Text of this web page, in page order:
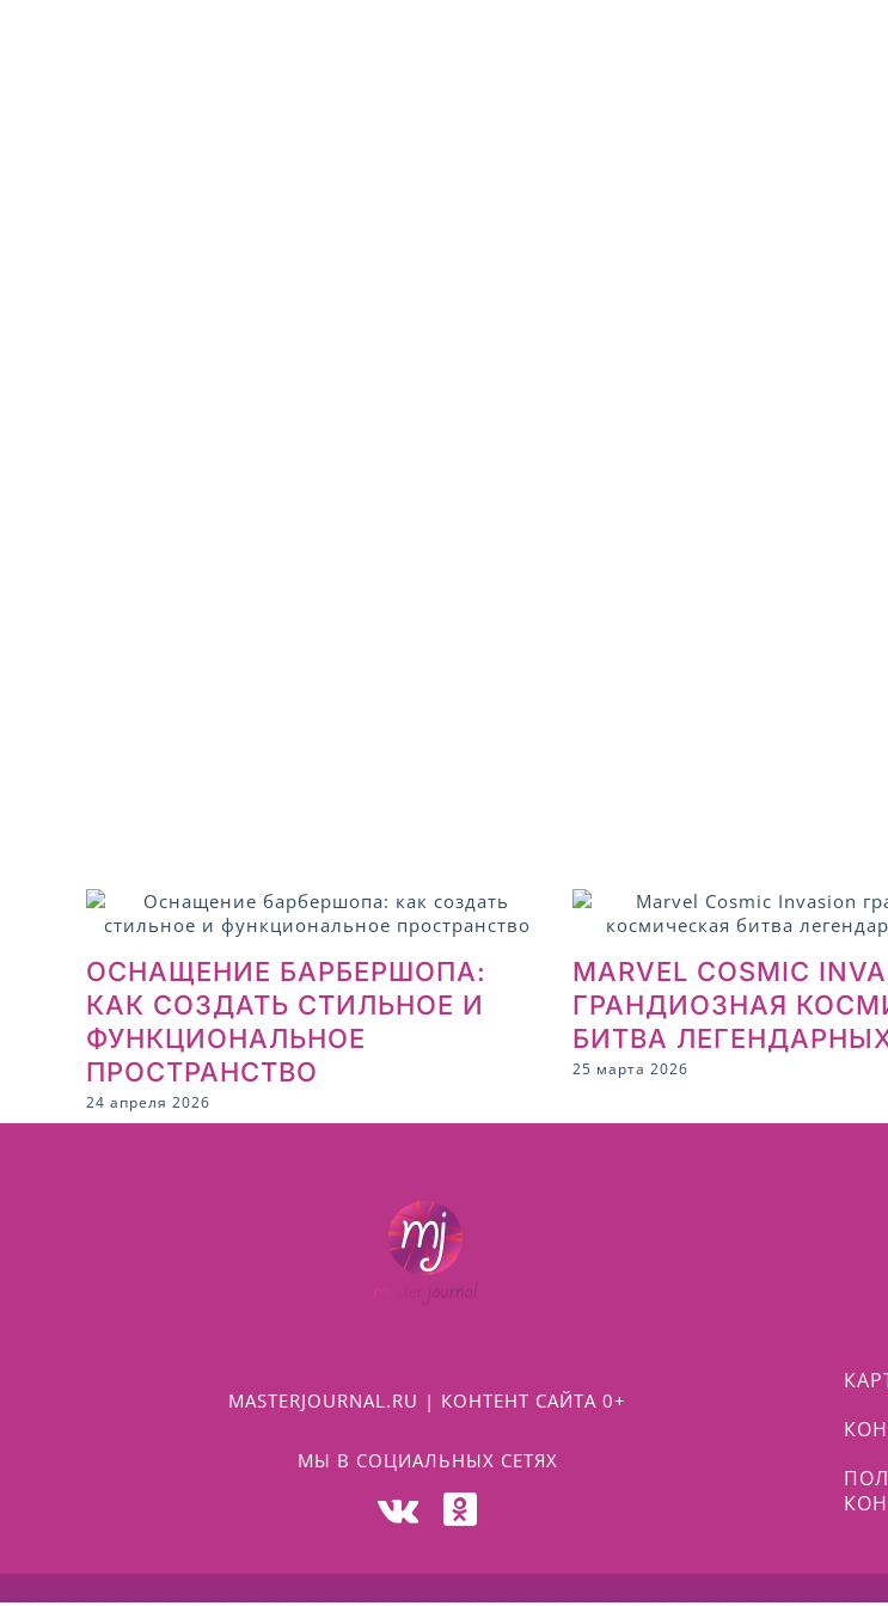
ОСНАЩЕНИЕ БАРБЕРШОПА:
КАК СОЗДАТЬ СТИЛЬНОЕ И
ФУНКЦИОНАЛЬНОЕ
ПРОСТРАНСТВО
24 апреля 2026
MARVEL COSMIC
ГРАНДИОЗНАЯ
БИТВА
25 марта 2026
MASTERJOURNAL.RU | КОНТЕНТ САЙТА 0+
МЫ В СОЦИАЛЬНЫХ СЕТЯХ